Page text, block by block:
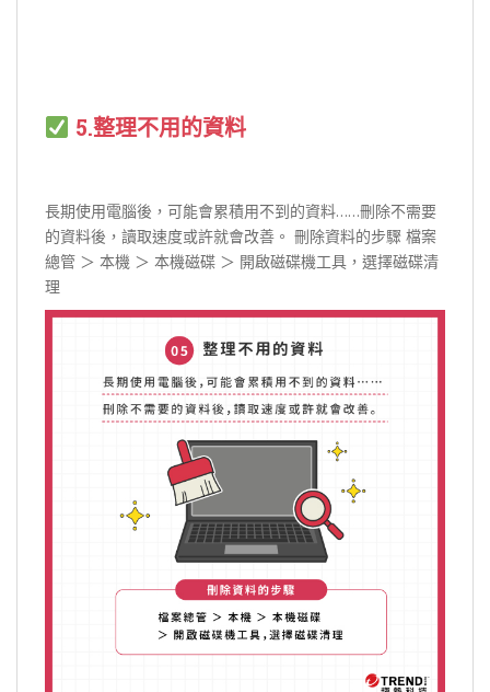
5.整理不用的資料
長期使用電腦後，可能會累積用不到的資料……刪除不需要
的資料後，讀取速度或許就會改善。 刪除資料的步驟 檔案
總管 ＞ 本機 ＞ 本機磁碟 ＞ 開啟磁碟機工具，選擇磁碟清
理